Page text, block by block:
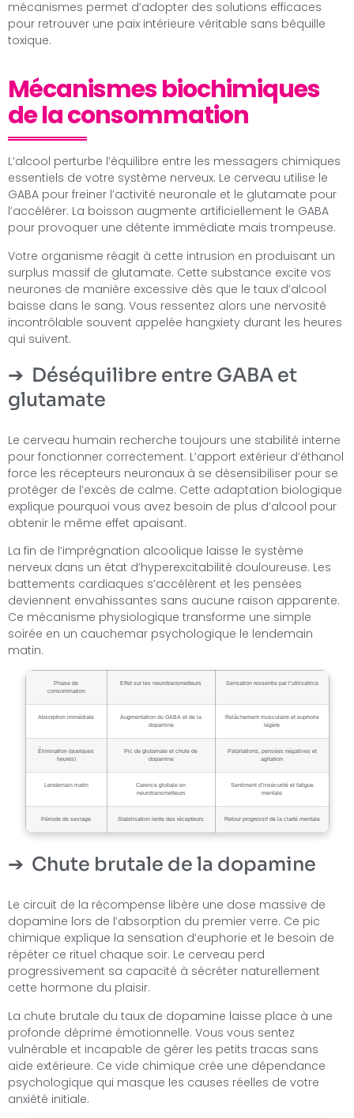
mécanismes permet d’adopter des solutions efficaces
pour retrouver une paix intérieure véritable sans béquille
toxique.
Mécanismes biochimiques
de la consommation
L’alcool perturbe l’équilibre entre les messagers chimiques
essentiels de votre système nerveux. Le cerveau utilise le
GABA pour freiner l’activité neuronale et le glutamate pour
l’accélérer. La boisson augmente artificiellement le GABA
pour provoquer une détente immédiate mais trompeuse.
Votre organisme réagit à cette intrusion en produisant un
surplus massif de glutamate. Cette substance excite vos
neurones de manière excessive dès que le taux d’alcool
baisse dans le sang. Vous ressentez alors une nervosité
incontrôlable souvent appelée hangxiety durant les heures
qui suivent.
Déséquilibre entre GABA et
glutamate
Le cerveau humain recherche toujours une stabilité interne
pour fonctionner correctement. L’apport extérieur d’éthanol
force les récepteurs neuronaux à se désensibiliser pour se
protéger de l’excès de calme. Cette adaptation biologique
explique pourquoi vous avez besoin de plus d’alcool pour
obtenir le même effet apaisant.
La fin de l’imprégnation alcoolique laisse le système
nerveux dans un état d’hyperexcitabilité douloureuse. Les
battements cardiaques s’accélèrent et les pensées
deviennent envahissantes sans aucune raison apparente.
Ce mécanisme physiologique transforme une simple
soirée en un cauchemar psychologique le lendemain
matin.
Phase de
consommation
Effet sur les neurotransmetteurs Sensation ressentie par l’utilisatrice
Absorption immédiate
Augmentation du GABA et de la
dopamine
Relâchement musculaire et euphorie
légère
Élimination (quelques
heures)
Pic de glutamate et chute de
dopamine
Palpitations, pensées négatives et
agitation
Lendemain matin
Carence globale en
neurotransmetteurs
Sentiment d’insécurité et fatigue
mentale
Période de sevrage Stabilisation lente des récepteurs Retour progressif de la clarté mentale
Chute brutale de la dopamine
Le circuit de la récompense libère une dose massive de
dopamine lors de l’absorption du premier verre. Ce pic
chimique explique la sensation d’euphorie et le besoin de
répéter ce rituel chaque soir. Le cerveau perd
progressivement sa capacité à sécréter naturellement
cette hormone du plaisir.
La chute brutale du taux de dopamine laisse place à une
profonde déprime émotionnelle. Vous vous sentez
vulnérable et incapable de gérer les petits tracas sans
aide extérieure. Ce vide chimique crée une dépendance
psychologique qui masque les causes réelles de votre
anxiété initiale.